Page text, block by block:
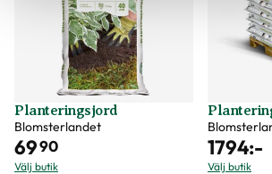
Planteringsjord
Blomsterlandet
6990
Välj butik
1794:-
Välj butik